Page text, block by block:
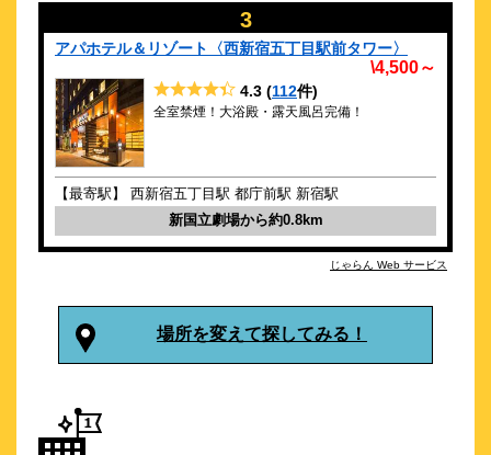
新宿駅＆空港から好アクセス★クチコミ好評◎朝食ビュッフェ
約
東急ステイ西新宿
【2024年3月26日全客室リニューアル】長期滞在にも最適な客
\12,920～
3
アパホテル＆リゾート〈西新宿五丁目駅前タワー〉
\4,500～
4.3 (112件)
全室禁煙！大浴殿・露天風呂完備！
【最寄駅】 西新宿五丁目駅 都庁前駅 新宿駅
新国立劇場から約0.8km
じゃらん Web サービス
場所を変えて探してみる！